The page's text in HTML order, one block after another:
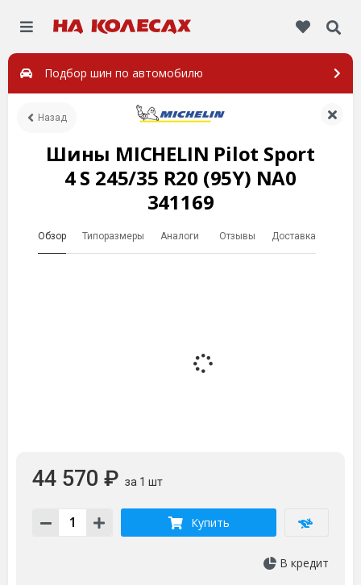
Подбор шин по автомобилю
Назад
Шины MICHELIN Pilot Sport
4 S 245/35 R20 (95Y) NA0
341169
Обзор Типоразмеры Аналоги Отзывы Доставка
44 570 ₽ за 1 шт
Купить
В кредит